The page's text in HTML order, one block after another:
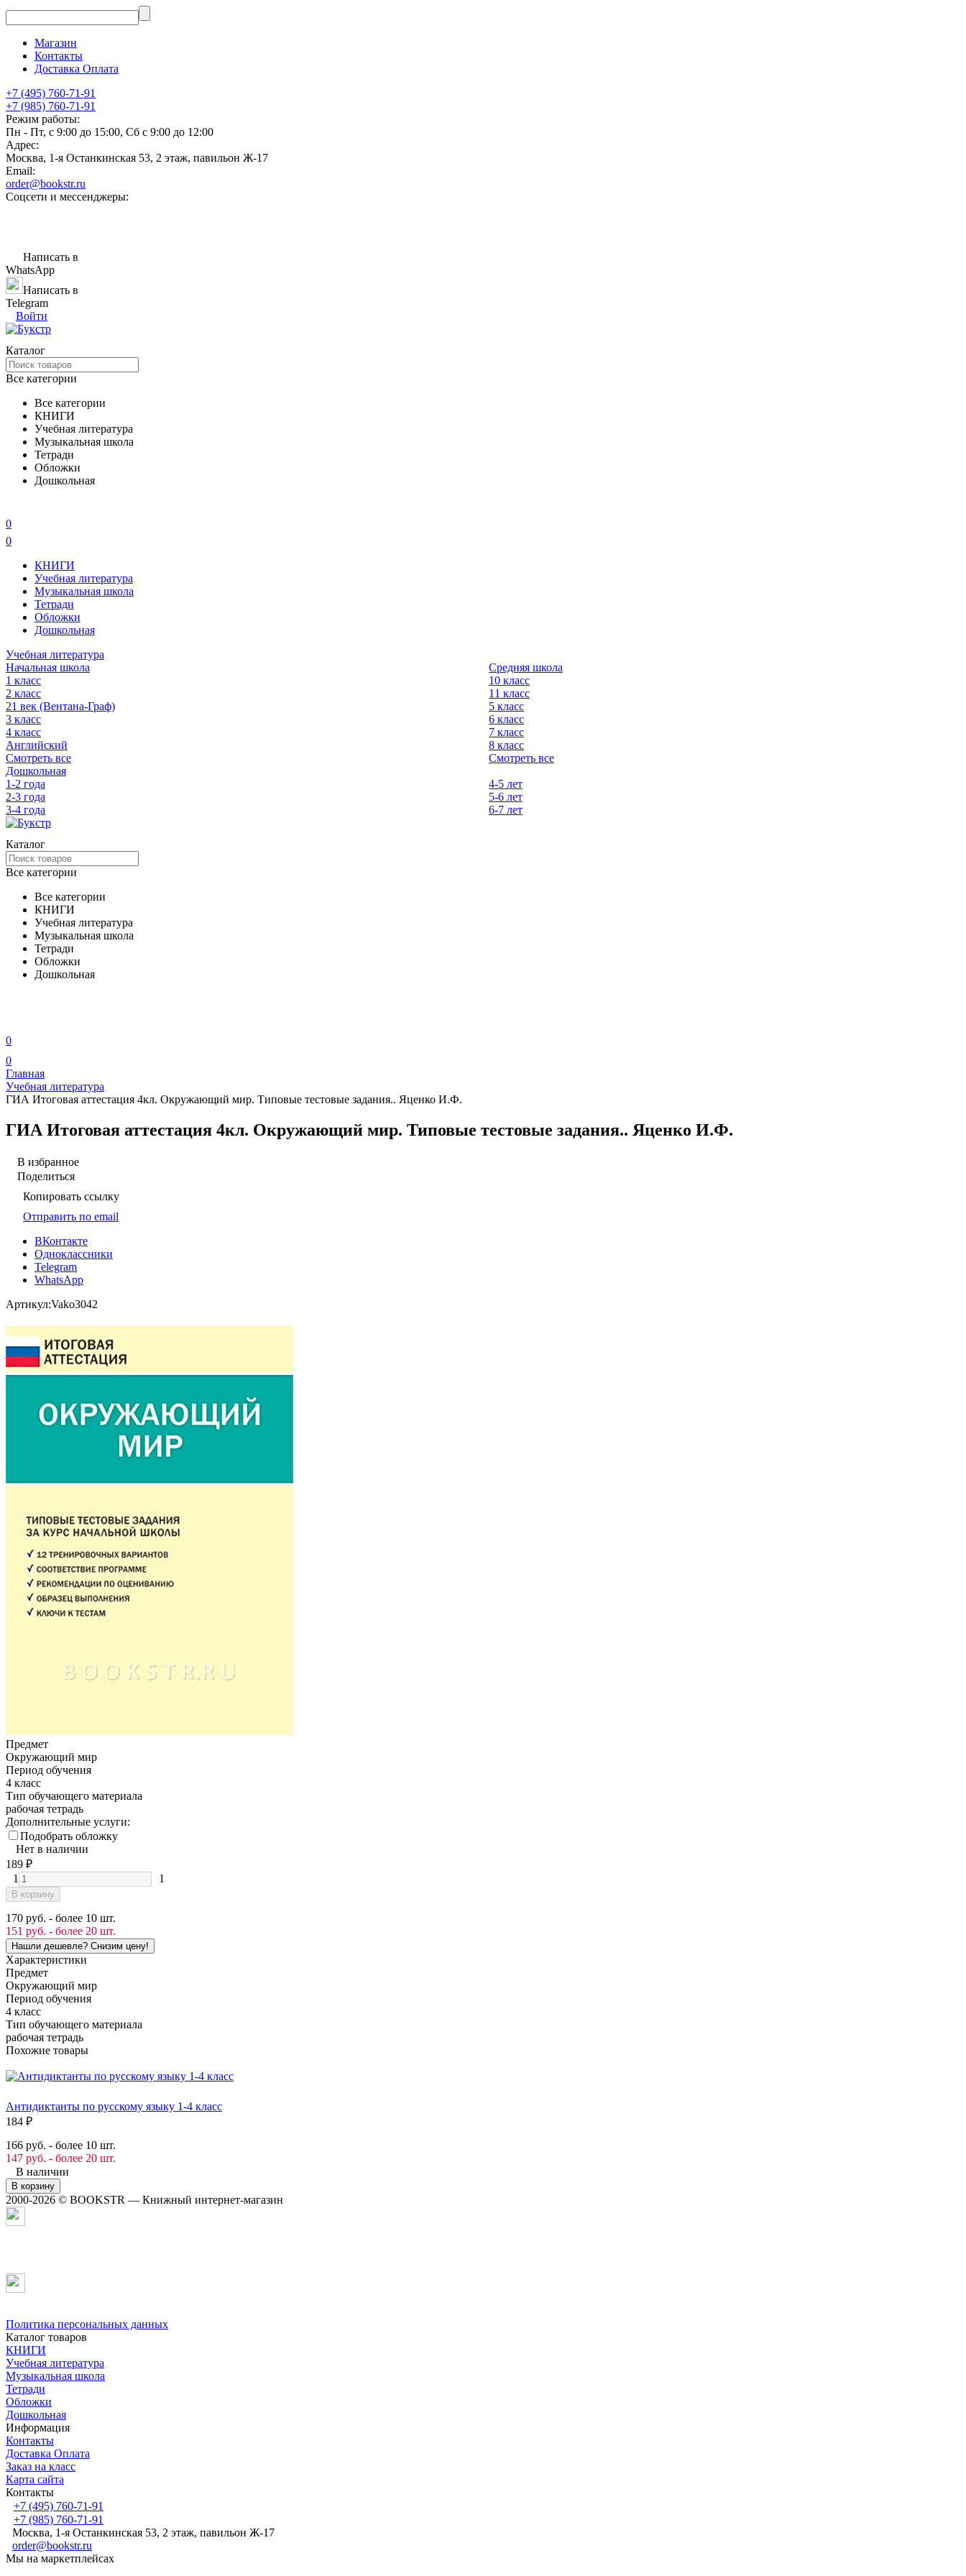
Магазин
Контакты
Доставка Оплата
+7 (495) 760-71-91
+7 (985) 760-71-91
Режим работы:
Пн - Пт, с 9:00 до 15:00, Сб с 9:00 до 12:00
Адрес:
Москва, 1-я Останкинская 53, 2 этаж, павильон Ж-17
Email:
order@bookstr.ru
Соцсети и мессенджеры:
Написать в
WhatsApp
Написать в
Telegram
Войти
Каталог
Все категории
Все категории
КНИГИ
Учебная литература
Музыкальная школа
Тетради
Обложки
Дошкольная
0
0
КНИГИ
Учебная литература
Музыкальная школа
Тетради
Обложки
Дошкольная
Учебная литература
Начальная школа
1 класс
2 класс
21 век (Вентана-Граф)
3 класс
4 класс
Английский
Смотреть все
Средняя школа
10 класс
11 класс
5 класс
6 класс
7 класс
8 класс
Смотреть все
Дошкольная
1-2 года
2-3 года
3-4 года
4-5 лет
5-6 лет
6-7 лет
Каталог
Все категории
Все категории
КНИГИ
Учебная литература
Музыкальная школа
Тетради
Обложки
Дошкольная
0
0
Главная
Учебная литература
ГИА Итоговая аттестация 4кл. Окружающий мир. Типовые тестовые задания.. Яценко И.Ф.
ГИА Итоговая аттестация 4кл. Окружающий мир. Типовые тестовые задания.. Яценко И.Ф.
В избранное
Поделиться
Копировать ссылку
Отправить по email
ВКонтакте
Одноклассники
Telegram
WhatsApp
Артикул:Vako3042
Предмет
Окружающий мир
Период обучения
4 класс
Тип обучающего материала
рабочая тетрадь
Дополнительные услуги:
Подобрать обложку
Нет в наличии
189 ₽
1
1
В корзину
170 руб. - более 10 шт.
151 руб. - более 20 шт.
Характеристики
Предмет
Окружающий мир
Период обучения
4 класс
Тип обучающего материала
рабочая тетрадь
Похожие товары
Антидиктанты по русскому языку 1-4 класс
184 ₽
166 руб. - более 10 шт.
147 руб. - более 20 шт.
В наличии
В корзину
2000-2026 © BOOKSTR — Книжный интернет-магазин
Политика персональных данных
Каталог товаров
КНИГИ
Учебная литература
Музыкальная школа
Тетради
Обложки
Дошкольная
Информация
Контакты
Доставка Оплата
Заказ на класс
Карта сайта
Контакты
+7 (495) 760-71-91
+7 (985) 760-71-91
Москва, 1-я Останкинская 53, 2 этаж, павильон Ж-17
order@bookstr.ru
Мы на маркетплейсах